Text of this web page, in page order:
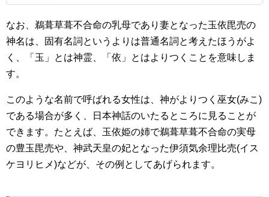
なお、鵜葺草葺不合命の乳母であり妻となった玉依毘売の
神名は、固有名詞というよりは普通名詞と考えたほうがよ
く、「玉」とは神霊、「依」とはよりつくことを意味しま
す。
このような名前で呼ばれる女性は、神がよりつく巫女(みこ)
である場合が多く、日本神話のいたるところに見ることが
できます。たとえば、玉依姫の姉で鵜葺草葺不合命の実母
の豊玉毘売や、神武天皇の妃となった伊須気余理比売(イス
ケヨリヒメ)などが、その例としてあげられます。